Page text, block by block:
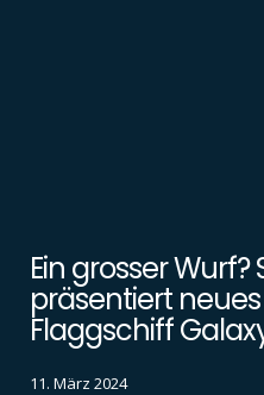
Ein grosser
präsentiert
Flaggschiff
11. März 2024